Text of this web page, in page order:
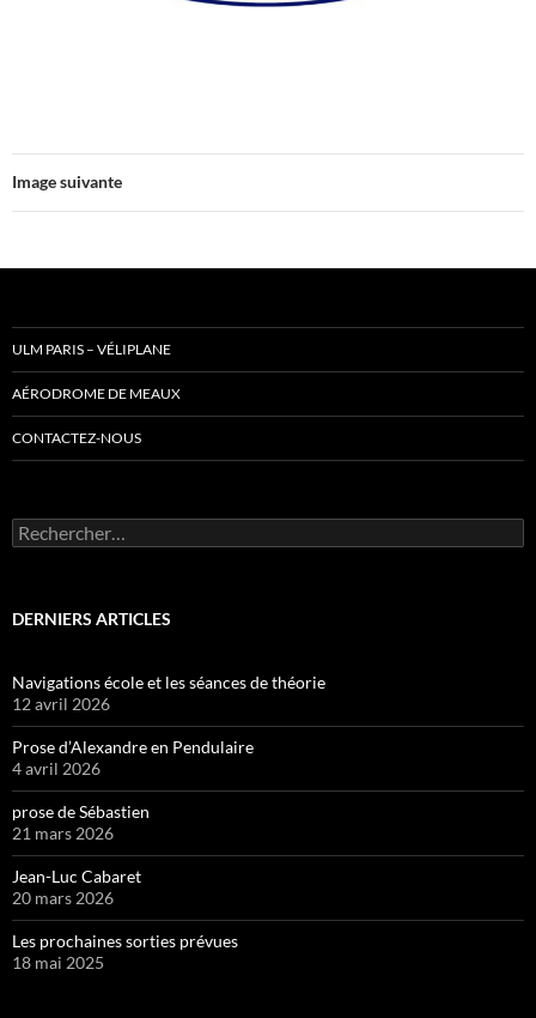
Image suivante
ULM PARIS – VÉLIPLANE
AÉRODROME DE MEAUX
CONTACTEZ-NOUS
Rechercher :
DERNIERS ARTICLES
Navigations école et les séances de théorie
12 avril 2026
Prose d’Alexandre en Pendulaire
4 avril 2026
prose de Sébastien
21 mars 2026
Jean-Luc Cabaret
20 mars 2026
Les prochaines sorties prévues
18 mai 2025